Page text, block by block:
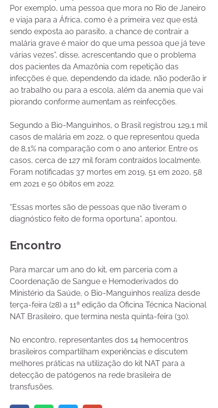
Por exemplo, uma pessoa que mora no Rio de Janeiro
e viaja para a África, como é a primeira vez que está
sendo exposta ao parasito, a chance de contrair a
malária grave é maior do que uma pessoa que já teve
várias vezes”, disse, acrescentando que o problema
dos pacientes da Amazônia com repetição das
infecções é que, dependendo da idade, não poderão ir
ao trabalho ou para a escola, além da anemia que vai
piorando conforme aumentam as reinfecções.
Segundo a Bio-Manguinhos, o Brasil registrou 129,1 mil
casos de malária em 2022, o que representou queda
de 8,1% na comparação com o ano anterior. Entre os
casos, cerca de 127 mil foram contraídos localmente.
Foram notificadas 37 mortes em 2019, 51 em 2020, 58
em 2021 e 50 óbitos em 2022.
“Essas mortes são de pessoas que não tiveram o
diagnóstico feito de forma oportuna”, apontou.
Encontro
Para marcar um ano do kit, em parceria com a
Coordenação de Sangue e Hemoderivados do
Ministério da Saúde, o Bio-Manguinhos realiza desde
terça-feira (28) a 11ª edição da Oficina Técnica Nacional
NAT Brasileiro, que termina nesta quinta-feira (30).
No encontro, representantes dos 14 hemocentros
brasileiros compartilham experiências e discutem
melhores práticas na utilização do kit NAT para a
detecção de patógenos na rede brasileira de
transfusões.